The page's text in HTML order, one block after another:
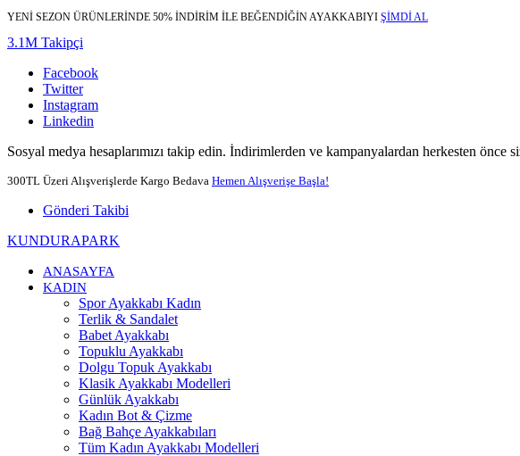
YENİ SEZON ÜRÜNLERİNDE 50% İNDİRİM İLE BEĞENDİĞİN AYAKKABIYI ŞİMDİ AL
3.1M Takipçi
Facebook
Twitter
Instagram
Linkedin
Sosyal medya hesaplarımızı takip edin. İndirimlerden ve kampanyalardan herkesten önce
300TL Üzeri Alışverişlerde Kargo Bedava Hemen Alışverişe Başla!
Gönderi Takibi
KUNDURAPARK
ANASAYFA
KADIN
Spor Ayakkabı Kadın
Terlik & Sandalet
Babet Ayakkabı
Topuklu Ayakkabı
Dolgu Topuk Ayakkabı
Klasik Ayakkabı Modelleri
Günlük Ayakkabı
Kadın Bot & Çizme
Bağ Bahçe Ayakkabıları
Tüm Kadın Ayakkabı Modelleri